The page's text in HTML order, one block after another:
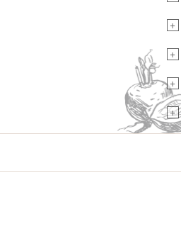
+
+
+
+